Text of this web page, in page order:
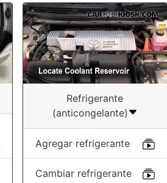
Refrigerante
(anticongelante)
Agregar refrigerante
Cambiar refrigerante